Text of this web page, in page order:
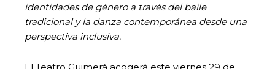
identidades de género a través del baile
tradicional y la danza contemporánea desde una
perspectiva inclusiva.
El Teatro Guimerá acogerá este viernes 29 de